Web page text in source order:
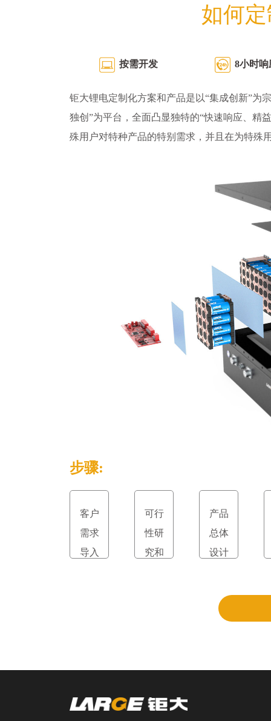
如何
按需开发 8小时响
钜大锂电定制化方案和产品是以“集成创新”为
独创”为平台，全面凸显独特的“快速响应、精
殊用户对特种产品的特别需求，并且在为特殊
步骤:
客户
需求
导入
可行
性研
究和
产品
总体
设计